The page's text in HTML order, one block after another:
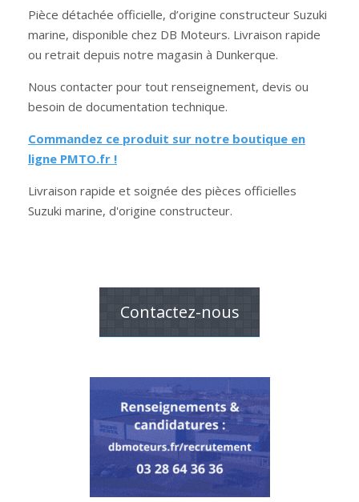
Pièce détachée officielle, d’origine constructeur Suzuki
marine, disponible chez DB Moteurs. Livraison rapide
ou retrait depuis notre magasin à Dunkerque.
Nous contacter pour tout renseignement, devis ou
besoin de documentation technique.
Commandez ce produit sur notre boutique en
ligne PMTO.fr !
Livraison rapide et soignée des pièces officielles
Suzuki marine, d'origine constructeur.
Contactez-nous